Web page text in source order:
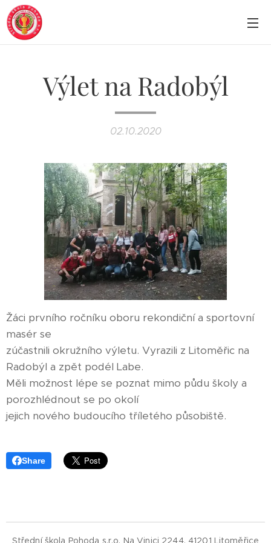
Výlet na Radobýl
02.10.2020
Žáci prvního ročníku oboru rekondiční a sportovní
masér se
zúčastnili okružního výletu. Vyrazili z Litoměřic na
Radobýl a zpět podél Labe.
Měli možnost lépe se poznat mimo půdu školy a
porozhlédnout se po okolí
jejich nového budoucího tříletého působiště.
Share
Střední škola Pohoda s.r.o. Na Vinici 2244, 41201 Litoměřice